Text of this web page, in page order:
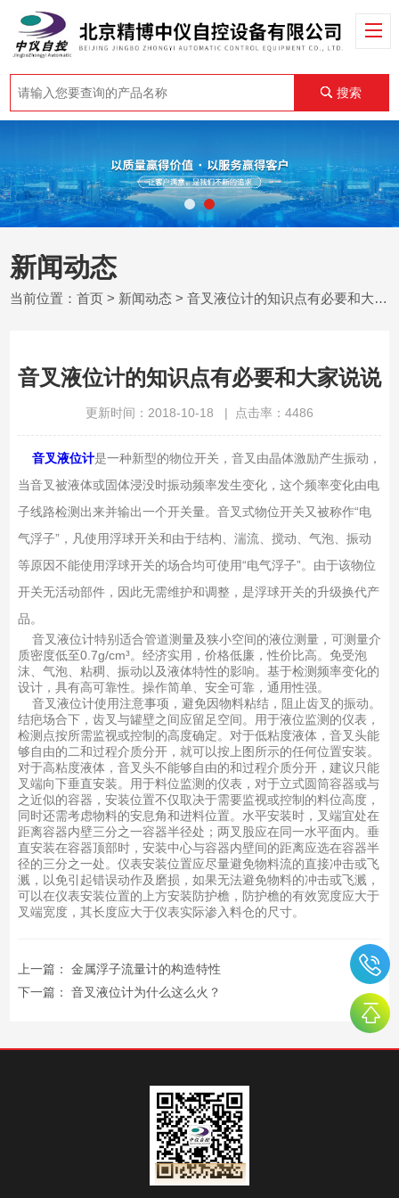
搜索
新闻动态
当前位置：首页 > 新闻动态 > 音叉液位计的知识点有必要和大家说说
音叉液位计的知识点有必要和大家说说
更新时间：2018-10-18 | 点击率：4486
音叉液位计是一种新型的物位开关，音叉由晶体激励产生振动，
当音叉被液体或固体浸没时振动频率发生变化，这个频率变化由电
子线路检测出来并输出一个开关量。音叉式物位开关又被称作“电
气浮子”，凡使用浮球开关和由于结构、湍流、搅动、气泡、振动
等原因不能使用浮球开关的场合均可使用“电气浮子”。由于该物位
开关无活动部件，因此无需维护和调整，是浮球开关的升级换代产
品。
音叉液位计特别适合管道测量及狭小空间的液位测量，可测量介
质密度低至0.7g/cm³。经济实用，价格低廉，性价比高。免受泡
沫、气泡、粘稠、振动以及液体特性的影响。基于检测频率变化的
设计，具有高可靠性。操作简单、安全可靠，通用性强。
音叉液位计使用注意事项，避免因物料粘结，阻止齿叉的振动。
结疤场合下，齿叉与罐壁之间应留足空间。用于液位监测的仪表，
检测点按所需监视或控制的高度确定。对于低粘度液体，音叉头能
够自由的二和过程介质分开，就可以按上图所示的任何位置安装。
对于高粘度液体，音叉头不能够自由的和过程介质分开，建议只能
叉端向下垂直安装。用于料位监测的仪表，对于立式圆筒容器或与
之近似的容器，安装位置不仅取决于需要监视或控制的料位高度，
同时还需考虑物料的安息角和进料位置。水平安装时，叉端宜处在
距离容器内壁三分之一容器半径处；两叉股应在同一水平面内。垂
直安装在容器顶部时，安装中心与容器内壁间的距离应选在容器半
径的三分之一处。仪表安装位置应尽量避免物料流的直接冲击或飞
溅，以免引起错误动作及磨损，如果无法避免物料的冲击或飞溅，
可以在仪表安装位置的上方安装防护檐，防护檐的有效宽度应大于
叉端宽度，其长度应大于仪表实际渗入料仓的尺寸。
上一篇： 金属浮子流量计的构造特性
下一篇： 音叉液位计为什么这么火？